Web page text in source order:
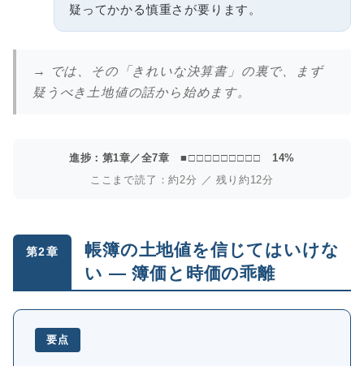
疑ってかかる慎重さが要ります。
→ では、その「きれいな決算書」の裏で、まず
疑うべき土地値の話から始めます。
進捗：第1章／全7章■□□□□□□□□□
14%
ここまで読了：約2分 ／ 残り約12分
第2章
帳簿の土地値を信じてはいけな
い ― 簿価と時価の乖離
要点